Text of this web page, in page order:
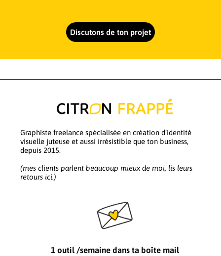
Discutons de ton projet
Graphiste freelance spécialisée en création d’identité
visuelle juteuse et aussi irrésistible que ton business,
depuis 2015.
(mes clients parlent beaucoup mieux de moi, lis leurs
retours ici.)
1 outil /semaine dans ta boîte mail